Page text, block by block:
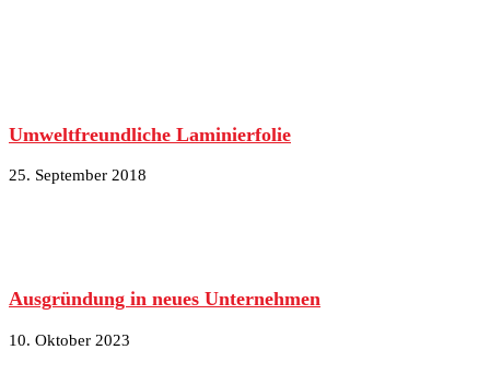
Umweltfreundliche Laminierfolie
25. September 2018
Ausgründung in neues Unternehmen
10. Oktober 2023